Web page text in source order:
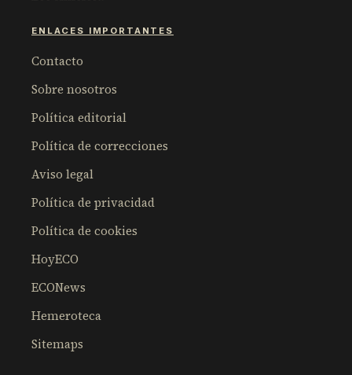
ENLACES IMPORTANTES
Contacto
Sobre nosotros
Política editorial
Política de correcciones
Aviso legal
Política de privacidad
Política de cookies
HoyECO
ECONews
Hemeroteca
Sitemaps